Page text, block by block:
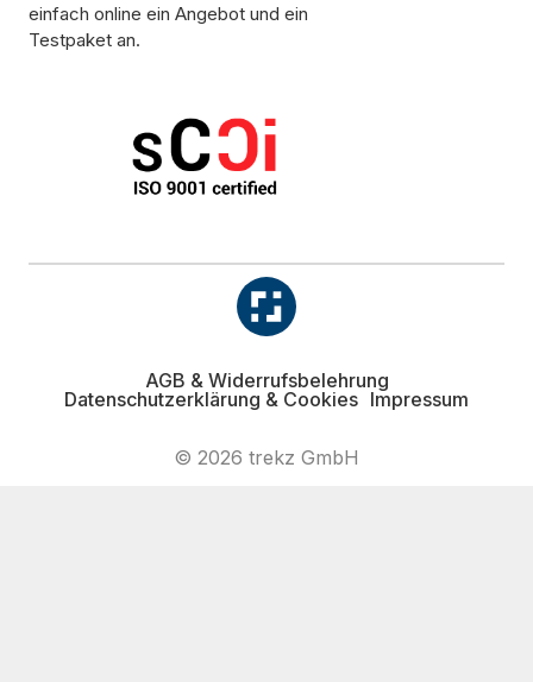
einfach online ein Angebot und ein
Testpaket an.
AGB & Widerrufsbelehrung
Datenschutzerklärung & Cookies Impressum
© 2026 trekz GmbH